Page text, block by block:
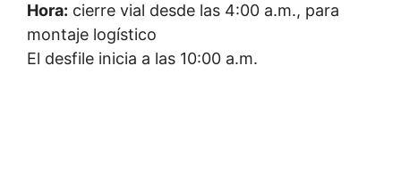
Hora: cierre vial desde las 4:00 a.m., para
montaje logístico
El desfile inicia a las 10:00 a.m.